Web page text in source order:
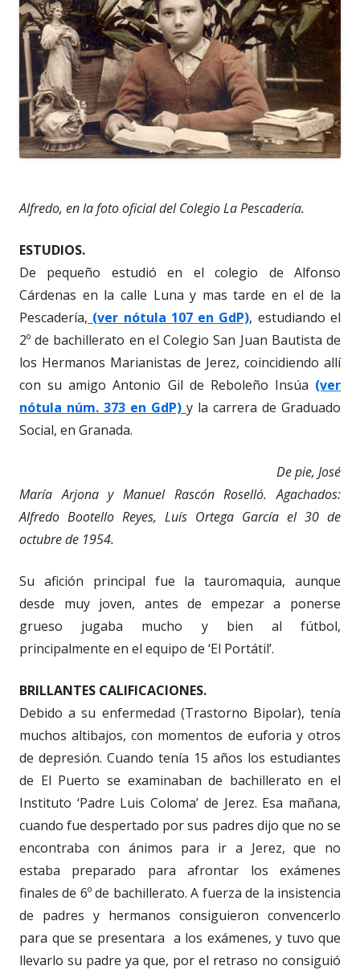
Alfredo, en la foto oficial del Colegio La Pescadería.
ESTUDIOS.
De pequeño estudió en el colegio de Alfonso
Cárdenas en la calle Luna y mas tarde en el de la
Pescadería, (ver nótula 107 en GdP), estudiando el
2º de bachillerato en el Colegio San Juan Bautista de
los Hermanos Marianistas de Jerez, coincidiendo allí
con su amigo Antonio Gil de Reboleño Insúa (ver
nótula núm. 373 en GdP) y la carrera de Graduado
Social, en Granada.
De pie, José
María Arjona y Manuel Rascón Roselló. Agachados:
Alfredo Bootello Reyes, Luís Ortega García el 30 de
octubre de 1954.
Su afición principal fue la tauromaquia, aunque
desde muy joven, antes de empezar a ponerse
grueso jugaba mucho y bien al fútbol,
principalmente en el equipo de ‘El Portátil’.
BRILLANTES CALIFICACIONES.
Debido a su enfermedad (Trastorno Bipolar), tenía
muchos altibajos, con momentos de euforia y otros
de depresión. Cuando tenía 15 años los estudiantes
de El Puerto se examinaban de bachillerato en el
Instituto ‘Padre Luis Coloma’ de Jerez. Esa mañana,
cuando fue despertado por sus padres dijo que no se
encontraba con ánimos para ir a Jerez, que no
estaba preparado para afrontar los exámenes
finales de 6º de bachillerato. A fuerza de la insistencia
de padres y hermanos consiguieron convencerlo
para que se presentara a los exámenes, y tuvo que
llevarlo su padre ya que, por el retraso no consiguió